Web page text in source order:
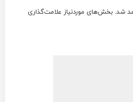
شد. بخش‌های موردنیاز علامت‌گذاری